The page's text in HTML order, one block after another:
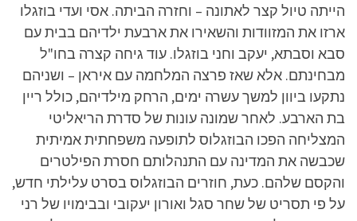
הייתה טיול קצר לאתונה – וחזרה הביתה. אסי ועדי בוזגלו
ארזו את המזוודות והשאירו את ארבעת ילדיהם בבית עם
סבא וסבתא, יעקב וחני בוזגלו. עוד גיחה קצרה בחו"ל
מבחינתם. אלא שאז פרצה המלחמה עם איראן – ושניהם
נתקעו ביוון למשך עשרה ימים, הרחק מילדיהם, כולל ריין
בת הארבע. לאחר שמונה עונות של סדרת הריאליטי
המצליחה הפכו הבוזגלוס לתופעה משפחתית אמיתית
שכבשה את המדינה עם התנהלותם חסרת הפילטרים
והקסם שלהם. כעת, חוזרים הבוזגלוס בסרט עלילתי חדש,
על פי תסריט של שחר סגל ואורון יעקובי ובבימויו של רני